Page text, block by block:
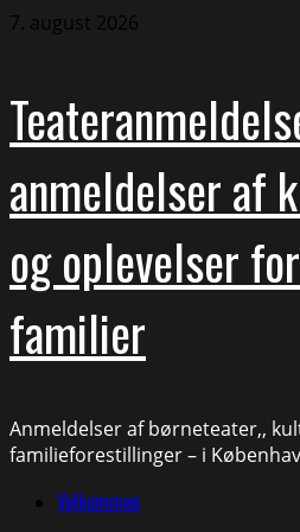
Skip
7. august 2026
anmeldelser af
og oplevelser
familier
Anmeldelser af børneteater,,
familieforestillinger – i
PrimaryVelkommen